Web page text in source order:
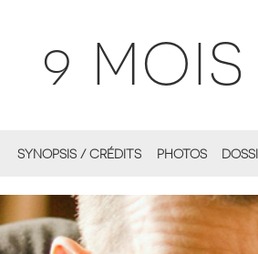
9
SYNOPSIS / CRÉDITS PHOTOS